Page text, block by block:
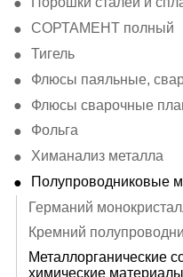
СОРТАМЕНТ полный
Тигель
Флюсы паяльные,
Флюсы сварочные
Фольга
Химанализ металла
Полупроводниковые
Германий
Кремний
Металлорганические
химические